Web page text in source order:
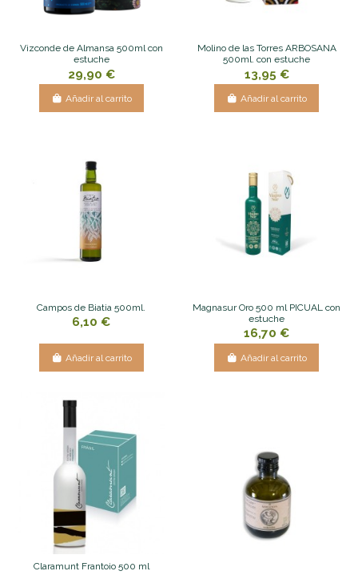
Vizconde de Almansa 500ml con
estuche
29,90 €
Añadir al carrito
Molino de las Torres ARBOSANA
500ml. con estuche
13,95 €
Añadir al carrito
Campos de Biatia 500ml.
6,10 €
Añadir al carrito
Magnasur Oro 500 ml PICUAL con
estuche
16,70 €
Añadir al carrito
Claramunt Frantoio 500 ml